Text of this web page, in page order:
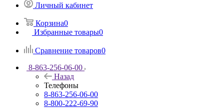
Личный кабинет
Корзина0
Избранные товары0
Сравнение товаров0
8-863-256-06-00
Назад
Телефоны
8-863-256-06-00
8-800-222-69-90